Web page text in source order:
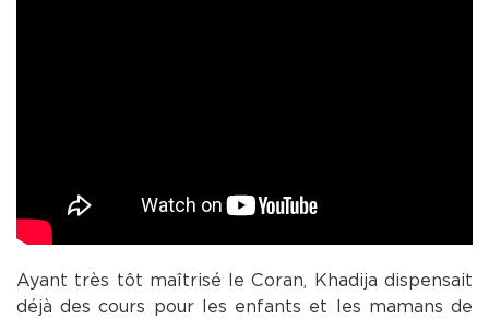
Ayant très tôt maîtrisé le Coran, Khadija dispensait
déjà des cours pour les enfants et les mamans de